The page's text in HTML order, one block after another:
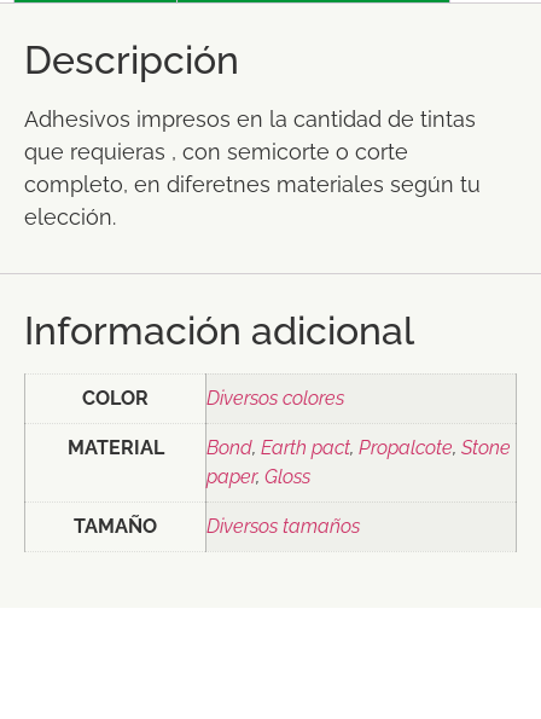
Descripción
Adhesivos impresos en la cantidad de tintas
que requieras , con semicorte o corte
completo, en diferetnes materiales según tu
elección.
Información adicional
COLOR Diversos colores
MATERIAL Bond, Earth pact, Propalcote, Stone
paper, Gloss
TAMAÑO Diversos tamaños